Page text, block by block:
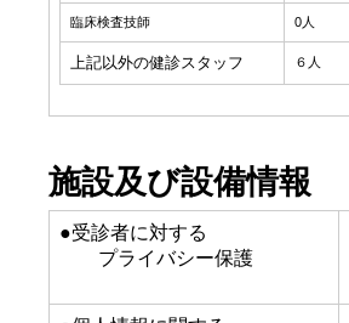
臨床検査技師 0人
上記以外の健診スタッフ ６人
施設及び設備情報
●受診者に対する
プライバシー保護